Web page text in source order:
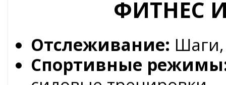
ФИТНЕС
Отслеживание:
Спортивные